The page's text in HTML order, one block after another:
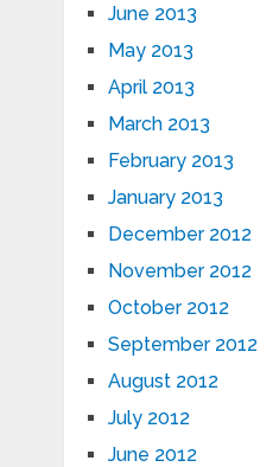
June 2013
May 2013
April 2013
March 2013
February 2013
January 2013
December 2012
November 2012
October 2012
September 2012
August 2012
July 2012
June 2012